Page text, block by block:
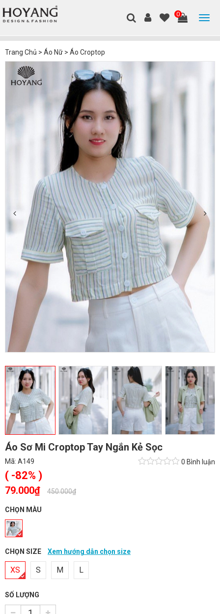
0
Trang Chủ > Áo Nữ > Áo Croptop
Áo Sơ Mi Croptop Tay Ngắn Kẻ Sọc
Mã: A149 0 Bình luận
( -82% )
79.000₫ 450.000₫
CHỌN MÀU
CHỌN SIZE Xem hướng dẫn chọn size
XS S M L
SỐ LƯỢNG